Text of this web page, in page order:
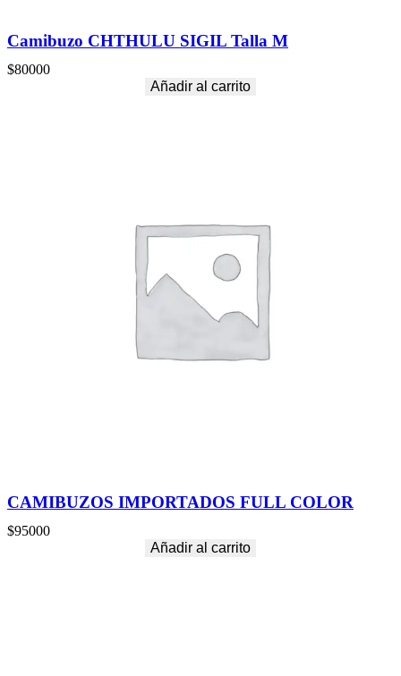
Camibuzo CHTHULU SIGIL Talla M
$80000
Añadir al carrito
CAMIBUZOS IMPORTADOS FULL COLOR
$95000
Añadir al carrito